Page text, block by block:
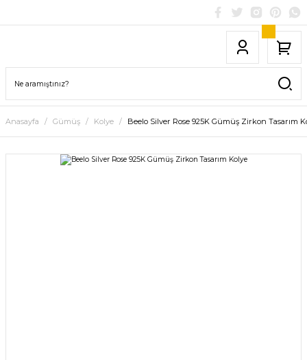
Anasayfa Gümüş Kolye Beelo Silver Rose 925K Gümüş Zirkon Tasarım